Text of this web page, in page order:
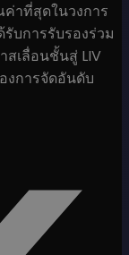
าที่สุดในวงการ
บการรับรองร่วม
สเลื่อนชั้นสู่ LIV
งการจัดอันดับ